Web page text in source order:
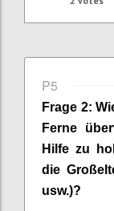
P5
Frage 2:
Ferne
Hilfe zu
die
usw.)?